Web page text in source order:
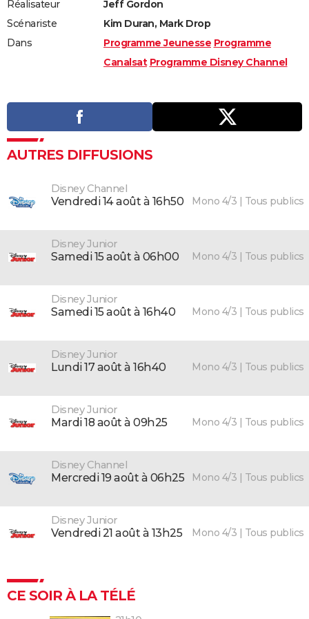
Réalisateur
Jeff Gordon
Scénariste
Kim Duran, Mark Drop
Dans
Programme Jeunesse Programme
Canalsat Programme Disney Channel
AUTRES DIFFUSIONS
Disney Channel
vendredi 14 août à 16h50 Mono 4/3 | Tous publics
Disney Junior
samedi 15 août à 06h00 Mono 4/3 | Tous publics
Disney Junior
samedi 15 août à 16h40 Mono 4/3 | Tous publics
Disney Junior
lundi 17 août à 16h40 Mono 4/3 | Tous publics
Disney Junior
mardi 18 août à 09h25 Mono 4/3 | Tous publics
Disney Channel
mercredi 19 août à 06h25 Mono 4/3 | Tous publics
Disney Junior
vendredi 21 août à 13h25 Mono 4/3 | Tous publics
CE SOIR À LA TÉLÉ